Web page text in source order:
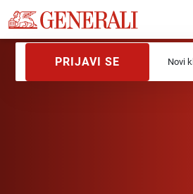
PRIJAVI SE Novi